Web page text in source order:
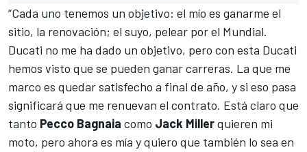
“Cada uno tenemos un objetivo: el mío es ganarme el
sitio, la renovación; el suyo, pelear por el Mundial.
Ducati no me ha dado un objetivo, pero con esta Ducati
hemos visto que se pueden ganar carreras. La que me
marco es quedar satisfecho a final de año, y si eso pasa
significará que me renuevan el contrato. Está claro que
tanto Pecco Bagnaia como Jack Millerquieren mi
moto, pero ahora es mía y quiero que también lo sea en